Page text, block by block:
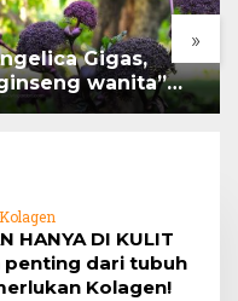
»
Gigas,
wanita”
memiliki peran
Kolagen
HANYA DI KULIT
penting dari tubuh
Kolagen!